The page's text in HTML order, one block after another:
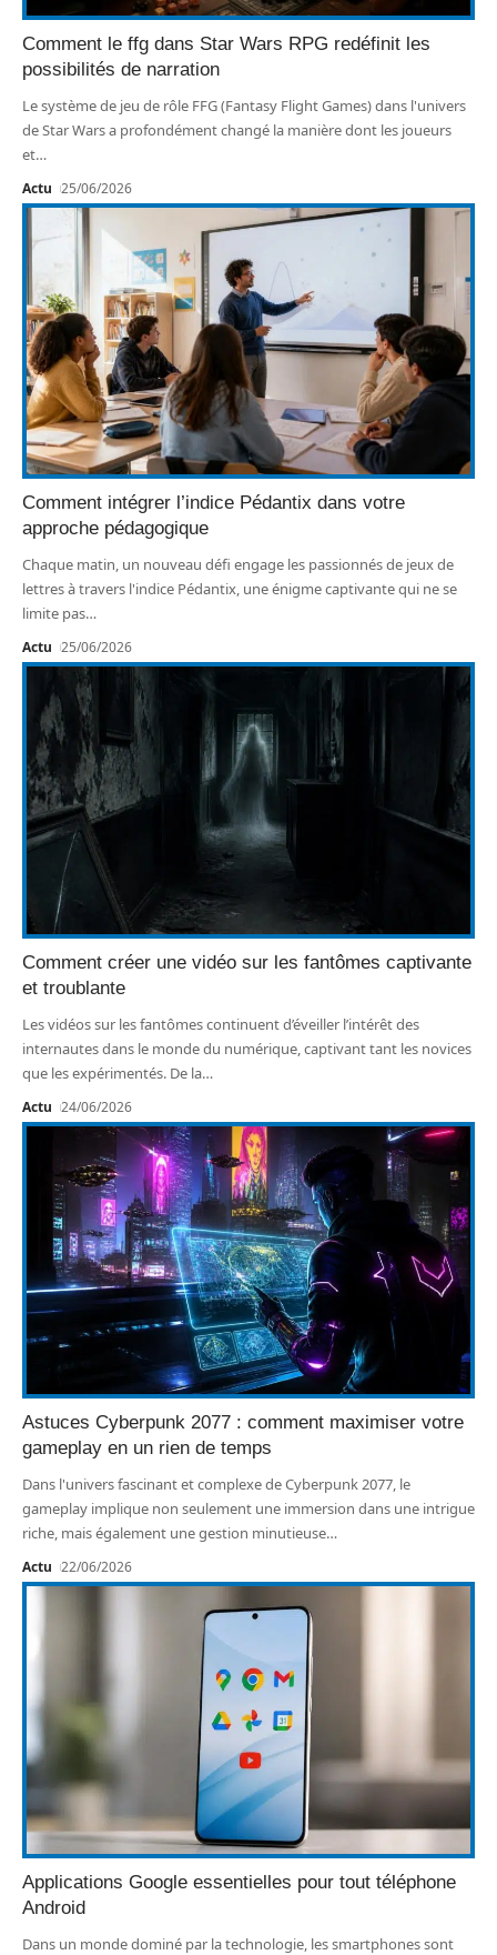
Comment le ffg dans Star Wars RPG redéfinit les
possibilités de narration
Le système de jeu de rôle FFG (Fantasy Flight Games) dans l'univers
de Star Wars a profondément changé la manière dont les joueurs
et…
Actu 25/06/2026
Comment intégrer l’indice Pédantix dans votre
approche pédagogique
Chaque matin, un nouveau défi engage les passionnés de jeux de
lettres à travers l'indice Pédantix, une énigme captivante qui ne se
limite pas…
Actu 25/06/2026
Comment créer une vidéo sur les fantômes captivante
et troublante
Les vidéos sur les fantômes continuent d’éveiller l’intérêt des
internautes dans le monde du numérique, captivant tant les novices
que les expérimentés. De la…
Actu 24/06/2026
Astuces Cyberpunk 2077 : comment maximiser votre
gameplay en un rien de temps
Dans l'univers fascinant et complexe de Cyberpunk 2077, le
gameplay implique non seulement une immersion dans une intrigue
riche, mais également une gestion minutieuse…
Actu 22/06/2026
Applications Google essentielles pour tout téléphone
Android
Dans un monde dominé par la technologie, les smartphones sont